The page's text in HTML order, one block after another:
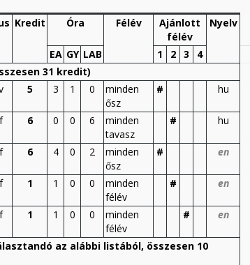
Kredit Óra Félév
Ajánlott
félév
Nyelv
EA GY LAB 1 2 3
4
31 kredit)
5 3 1 0
minden
ősz
# hu
6 0 0 6
minden
tavasz
# hu
6 4 0 2
minden
ősz
# en
1 1 0 0
minden
félév
# en
1 1 0 0
minden
félév
# en
az alábbi listából, összesen 10